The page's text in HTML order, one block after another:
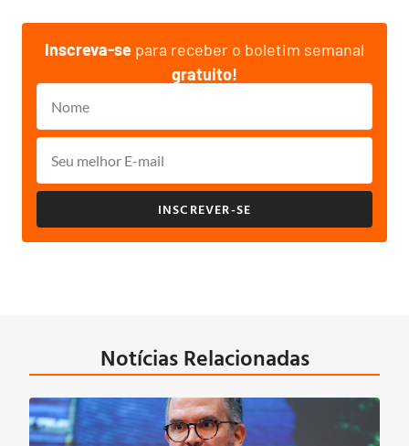
Inscreva-se para receber o boletim semanal
gratuito!
INSCREVER-SE
Notícias Relacionadas